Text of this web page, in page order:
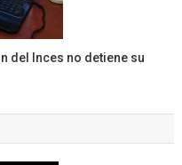
del Inces no detiene su